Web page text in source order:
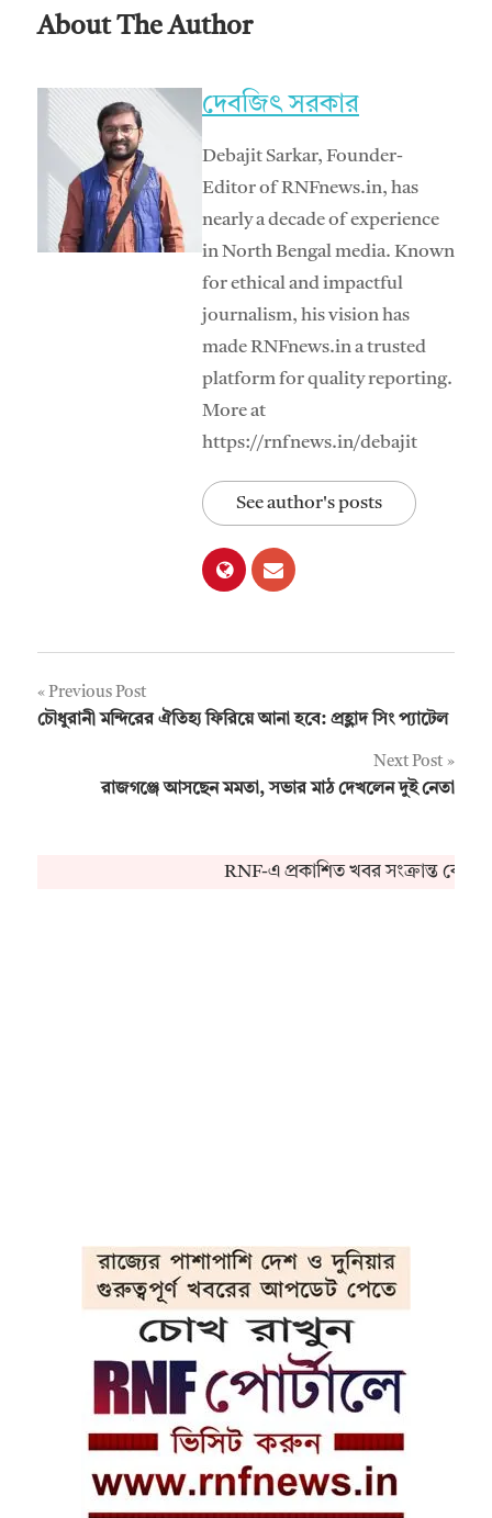
About The Author
দেবজিৎ সরকার
Debajit Sarkar, Founder-
Editor of RNFnews.in, has
nearly a decade of experience
in North Bengal media. Known
for ethical and impactful
journalism, his vision has
made RNFnews.in a trusted
platform for quality reporting.
More at
https://rnfnews.in/debajit
See author's posts
Post
Previous Post
চৌধুরানী মন্দিরের ঐতিহ্য ফিরিয়ে আনা হবে: প্রহ্লাদ সিং প্যাটেল
Next Post
রাজগঞ্জে আসছেন মমতা, সভার মাঠ দেখলেন দুই নেতা
RNF-এ প্রকাশিত খবর সংক্রান্ত